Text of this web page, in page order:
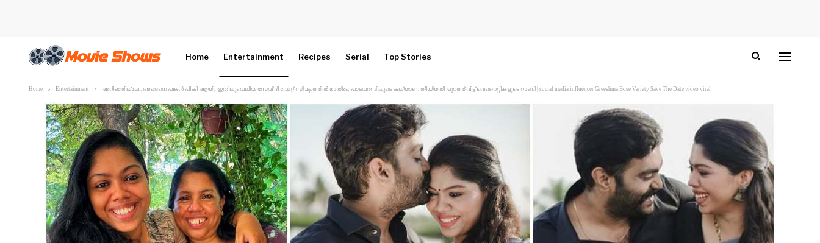
Home Entertainment Recipes Serial Top Stories
Home Entertainment അറിഞ്ഞില്ലേ.. അങ്ങനെ പങ്കൻ പിങ്കി ആയി; ഇതിലും വലിയ സേവ് ദി ഡേറ്റ് സ്വപ്നത്തിൽ മാത്രം; പാടവരമ്പിലൂടെ കല്യാണ തീയ്യതി പുറത്ത് വിട്ട് വെറൈറ്റികളുടെ റാണി | social media influencer Greeshma Bose Variety Save The Date video viral